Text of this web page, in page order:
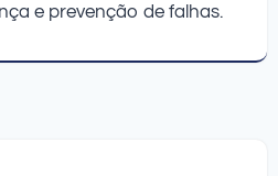
e prevenção de falhas.